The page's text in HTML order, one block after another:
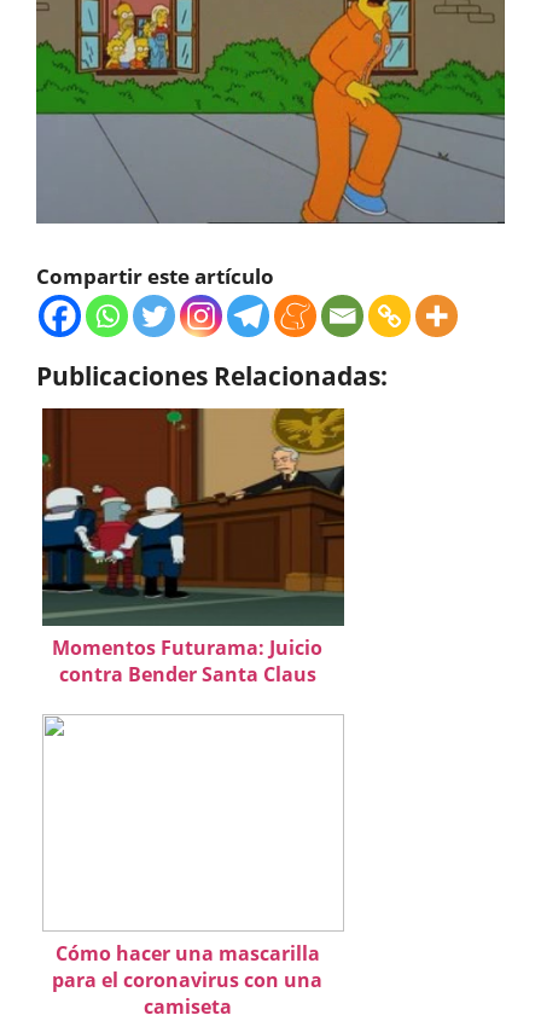
Compartir este artículo
Publicaciones Relacionadas:
Momentos Futurama: Juicio
contra Bender Santa Claus
Cómo hacer una mascarilla
para el coronavirus con una
camiseta